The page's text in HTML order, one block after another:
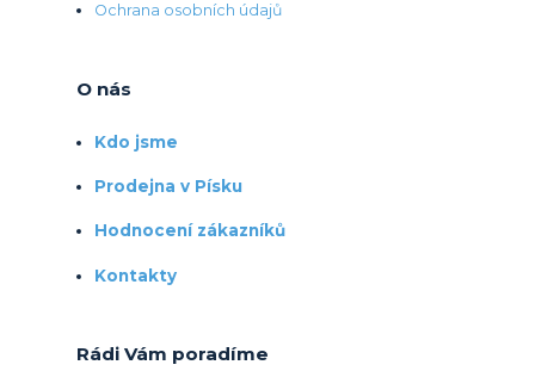
Ochrana osobních údajů
O nás
Kdo jsme
Prodejna v Písku
Hodnocení zákazníků
Kontakty
Rádi Vám poradíme